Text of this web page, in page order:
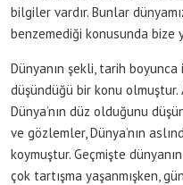
bilgiler vardır. Bunlar
benzemediği konusunda
Dünyanın şekli, tarih
düşündüğü bir konu
Dünya’nın düz olduğunu
ve gözlemler, Dünya’nın
koymuştur. Geçmişte
çok tartışma yaşanmışken,